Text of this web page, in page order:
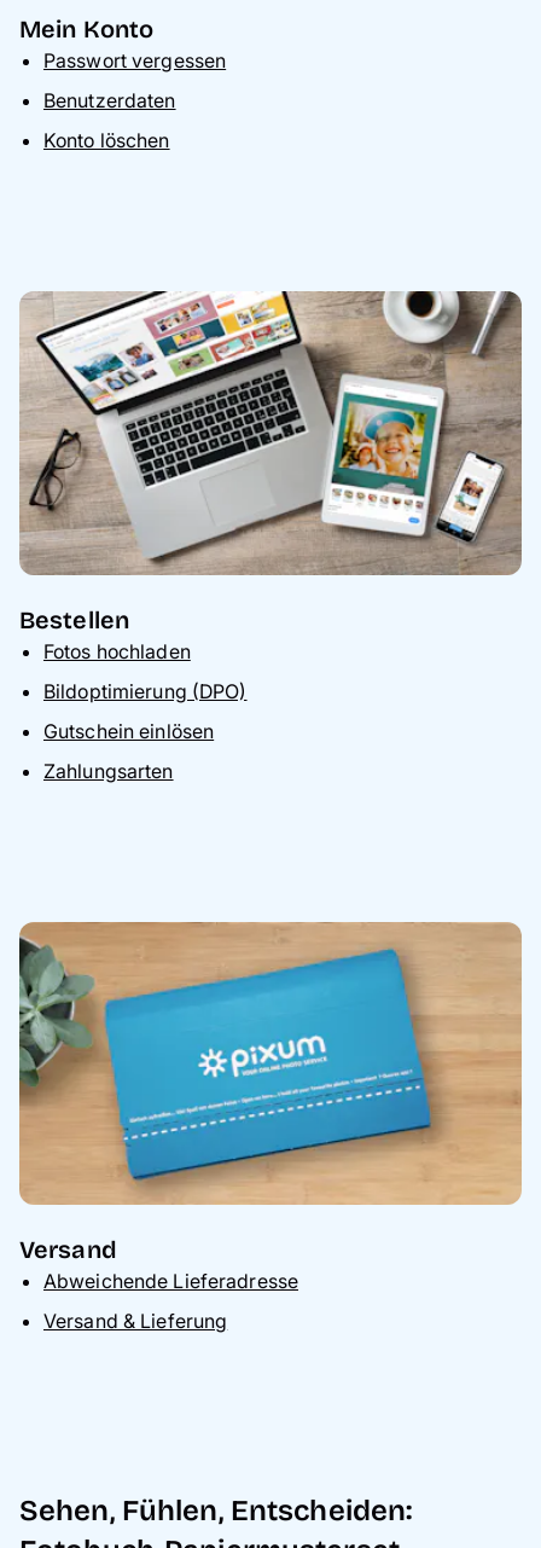
Mein Konto
Passwort vergessen
Benutzerdaten
Konto löschen
Bestellen
Fotos hochladen
Bildoptimierung (DPO)
Gutschein einlösen
Zahlungsarten
Versand
Abweichende Lieferadresse
Versand & Lieferung
Sehen, Fühlen, Entscheiden: